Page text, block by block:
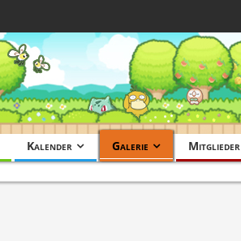
Kalender Galerie Mitglieder